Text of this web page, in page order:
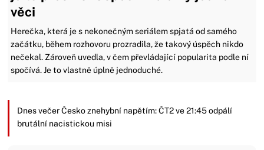
věci
Herečka, která je s nekonečným seriálem spjatá od samého
začátku, během rozhovoru prozradila, že takový úspěch nikdo
nečekal. Zároveň uvedla, v čem převládající popularita podle ní
spočívá. Je to vlastně úplně jednoduché.
Dnes večer Česko znehybní napětím: ČT2 ve 21:45 odpálí
brutální nacistickou misi